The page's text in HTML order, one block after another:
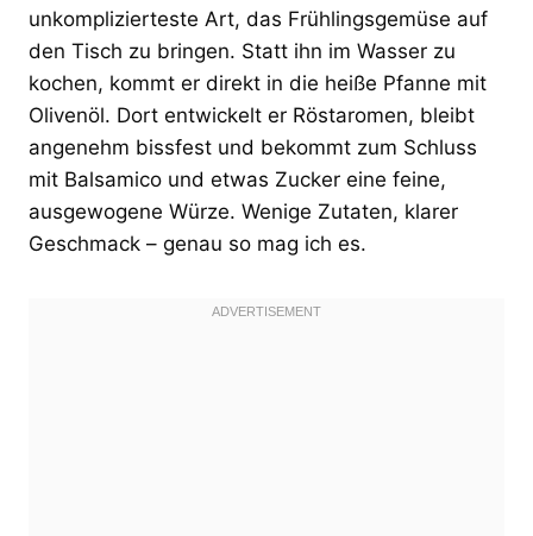
unkomplizierteste Art, das Frühlingsgemüse auf
den Tisch zu bringen. Statt ihn im Wasser zu
kochen, kommt er direkt in die heiße Pfanne mit
Olivenöl. Dort entwickelt er Röstaromen, bleibt
angenehm bissfest und bekommt zum Schluss
mit Balsamico und etwas Zucker eine feine,
ausgewogene Würze. Wenige Zutaten, klarer
Geschmack – genau so mag ich es.